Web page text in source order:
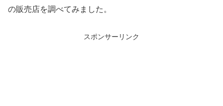
の販売店を調べてみました。
スポンサーリンク